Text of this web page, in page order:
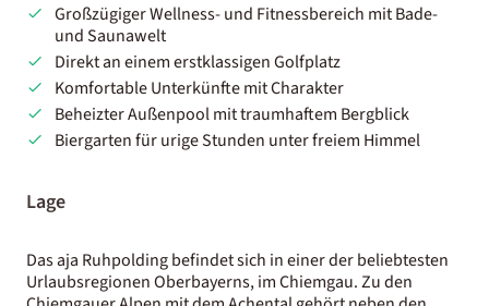
Großzügiger Wellness- und Fitnessbereich mit Bade-
und Saunawelt
Direkt an einem erstklassigen Golfplatz
Komfortable Unterkünfte mit Charakter
Beheizter Außenpool mit traumhaftem Bergblick
Biergarten für urige Stunden unter freiem Himmel
Lage
Das aja Ruhpolding befindet sich in einer der beliebtesten
Urlaubsregionen Oberbayerns, im Chiemgau. Zu den